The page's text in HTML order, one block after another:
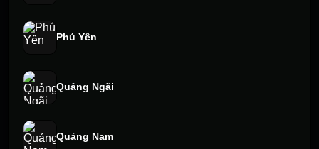
Phú Yên
Quảng Ngãi
Quảng Nam